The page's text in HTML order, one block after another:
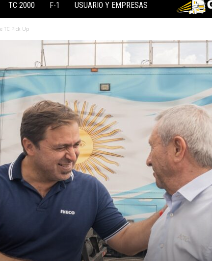
TC 2000 F-1 USUARIO Y EMPRESAS
TC Pick Up